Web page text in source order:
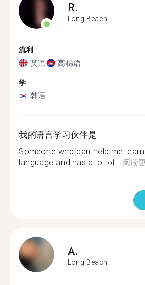
R.
Long Beach
流利
英语 高棉语
学
韩语
我的语言学习伙伴是
Someone who can help me
language and has a lot of...阅读
A.
Long Beach